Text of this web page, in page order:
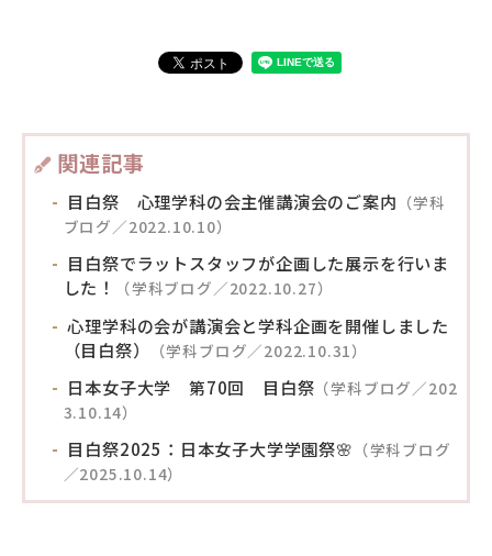
関連記事
目白祭 心理学科の会主催講演会のご案内 （学科
ブログ／2022.10.10）
目白祭でラットスタッフが企画した展示を行いま
した！
（学科ブログ／2022.10.27）
心理学科の会が講演会と学科企画を開催しました
（目白祭）
（学科ブログ／2022.10.31）
日本女子大学 第70回 目白祭 （学科ブログ／202
3.10.14）
目白祭2025：日本女子大学学園祭🌸 （学科ブログ
／2025.10.14）